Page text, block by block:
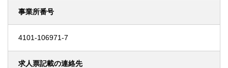
事業所番号
4101-106971-7
求人票記載の連絡先